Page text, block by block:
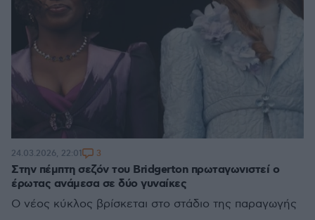
Στην πέμπτη σεζόν του Bridgerton πρωταγωνιστεί ο
έρωτας ανάμεσα σε δύο γυναίκες
Ο νέος κύκλος βρίσκεται στο στάδιο της παραγωγής
24.03.2026, 22:01 3